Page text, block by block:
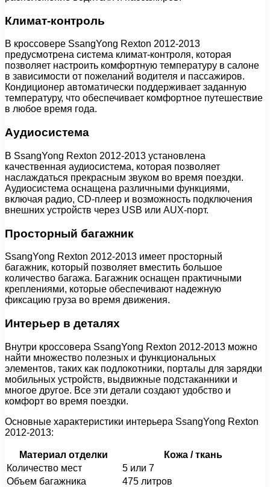
Климат-контроль
В кроссовере SsangYong Rexton 2012-2013
предусмотрена система климат-контроля, которая
позволяет настроить комфортную температуру в салоне
в зависимости от пожеланий водителя и пассажиров.
Кондиционер автоматически поддерживает заданную
температуру, что обеспечивает комфортное путешествие
в любое время года.
Аудиосистема
В SsangYong Rexton 2012-2013 установлена
качественная аудиосистема, которая позволяет
наслаждаться прекрасным звуком во время поездки.
Аудиосистема оснащена различными функциями,
включая радио, CD-плеер и возможность подключения
внешних устройств через USB или AUX-порт.
Просторный багажник
SsangYong Rexton 2012-2013 имеет просторный
багажник, который позволяет вместить большое
количество багажа. Багажник оснащен практичными
креплениями, которые обеспечивают надежную
фиксацию груза во время движения.
Интерьер в деталях
Внутри кроссовера SsangYong Rexton 2012-2013 можно
найти множество полезных и функциональных
элементов, таких как подлокотники, порталы для зарядки
мобильных устройств, выдвижные подстаканники и
многое другое. Все эти детали создают удобство и
комфорт во время поездки.
Основные характеристики интерьера SsangYong Rexton
2012-2013:
Материал отделки
Кожа / ткань
Количество мест
5 или 7
Объем багажника
475 литров